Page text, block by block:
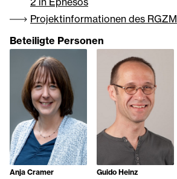
Projektinformationen des RGZM
Beteiligte Personen
Anja Cramer Guido Heinz